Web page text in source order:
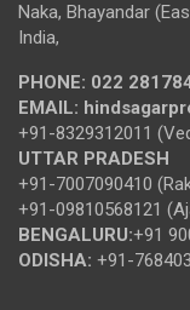
Naka, Bhayandar
India,
PHONE: 022
EMAIL:
+91-8329312011
UTTAR PRADESH
+91-7007090410
+91-09810568121
BENGALURU:+91
ODISHA: +91-